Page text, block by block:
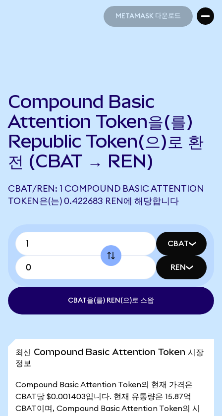
METAMASK 다운로드
Compound Basic
Attention Token을(를)
Republic Token(으)로 환
전 (CBAT → REN)
CBAT/REN: 1 COMPOUND BASIC ATTENTION
TOKEN은(는) 0.422683 REN에 해당합니다
CBAT
REN
CBAT을(를) REN(으)로 스왑
최신 Compound Basic Attention Token 시장
정보
Compound Basic Attention Token의 현재 가격은
CBAT당 $0.001403입니다. 현재 유통량은 15.87억
CBAT이며, Compound Basic Attention Token의 시